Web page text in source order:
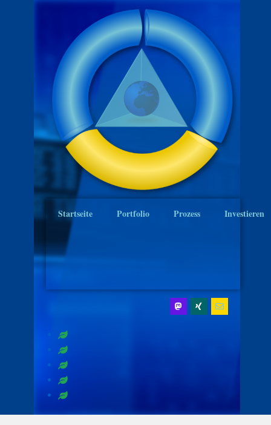
Startseite Portfolio Prozess Investieren